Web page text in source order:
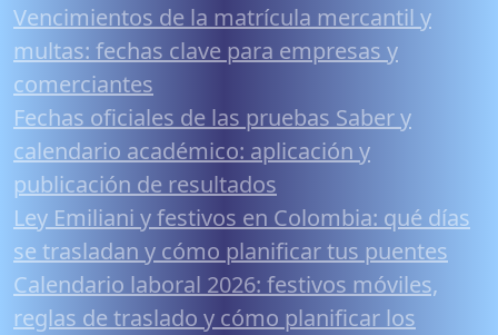
Vencimientos de la matrícula mercantil y
multas: fechas clave para empresas y
comerciantes
Fechas oficiales de las pruebas Saber y
calendario académico: aplicación y
publicación de resultados
Ley Emiliani y festivos en Colombia: qué días
se trasladan y cómo planificar tus puentes
Calendario laboral 2026: festivos móviles,
reglas de traslado y cómo planificar los